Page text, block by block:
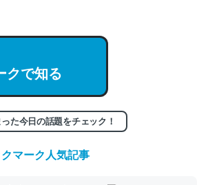
いので貴重な良記事。/続編来た
entry/2023/03/27
についての考察（１） - conceptualization
クで知る
た今日の話題をチェック！
マーク人気記事